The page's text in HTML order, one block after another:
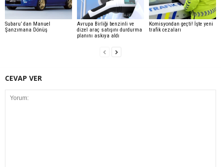
Subaru’ dan Manuel
Şanzımana Dönüş
Avrupa Birliği benzinli ve
dizel araç satışını durdurma
planını askıya aldı
Komisyondan geçti! İşte yeni
trafik cezaları
CEVAP VER